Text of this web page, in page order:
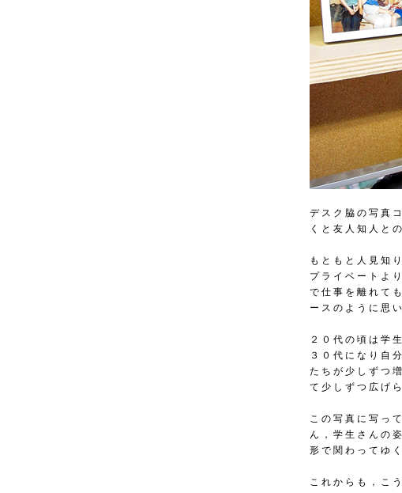
デスク脇の写真
くと友人知人と
もともと人見知
プライベートよ
で仕事を離れて
ースのように思
２０代の頃は学
３０代になり自
たちが少しずつ
て少しずつ広げ
この写真に写っ
ん，学生さんの
形で関わってゆ
これからも，こ